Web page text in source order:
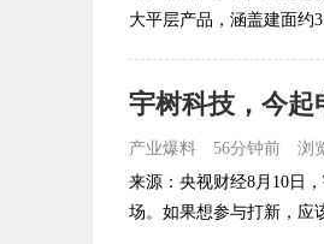
大平层产品，涵盖建面约
宇树科技，今起
产业爆料 56分钟前
浏
来源：央视财经8月10日
场。如果想参与打新，应